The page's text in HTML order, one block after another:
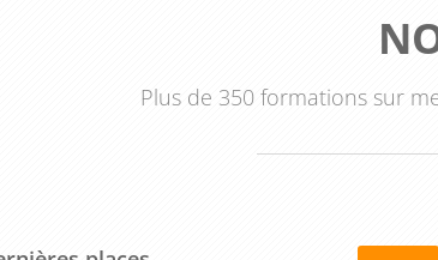
Plus de 350 formations sur